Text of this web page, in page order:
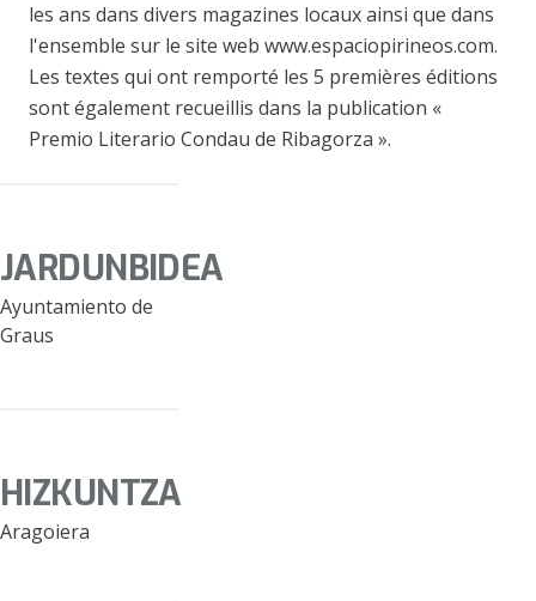
les ans dans divers magazines locaux ainsi que dans
l'ensemble sur le site web www.espaciopirineos.com.
Les textes qui ont remporté les 5 premières éditions
sont également recueillis dans la publication «
Premio Literario Condau de Ribagorza ».
JARDUNBIDEA
Ayuntamiento de
Graus
HIZKUNTZA
Aragoiera